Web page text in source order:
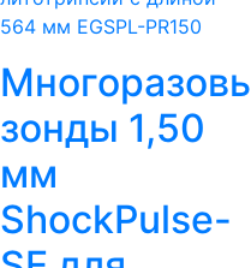
зонды 1,50
мм
ShockPulse-